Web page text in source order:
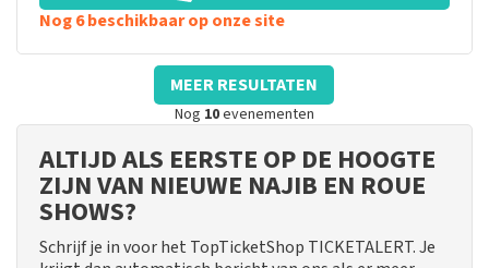
Nog 6 beschikbaar op onze site
MEER RESULTATEN
Nog 10evenementen
ALTIJD ALS EERSTE OP DE HOOGTE
ZIJN VAN NIEUWE NAJIB EN ROUE
SHOWS?
Schrijf je in voor het TopTicketShop TICKETALERT. Je